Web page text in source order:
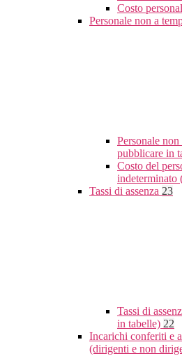
Costo
Personale non a
Personale
pubblicare in
Costo del
indeterminato
Tassi di assenza 23
Tassi di
in tabelle) 22
Incarichi conferiti e
(dirigenti e non